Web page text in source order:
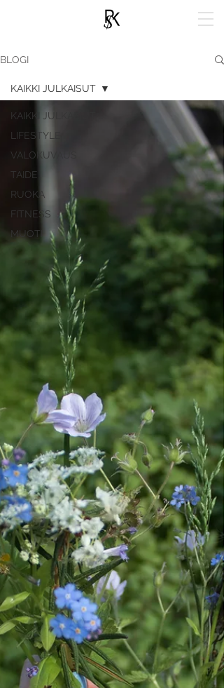
BLOGI
KAIKKI JULKAISUT
LIFESTYLE
VALOKUVAUS
TAIDE
RUOKA
FITNESS
MUOTI
KAIKKI JULKAISUT